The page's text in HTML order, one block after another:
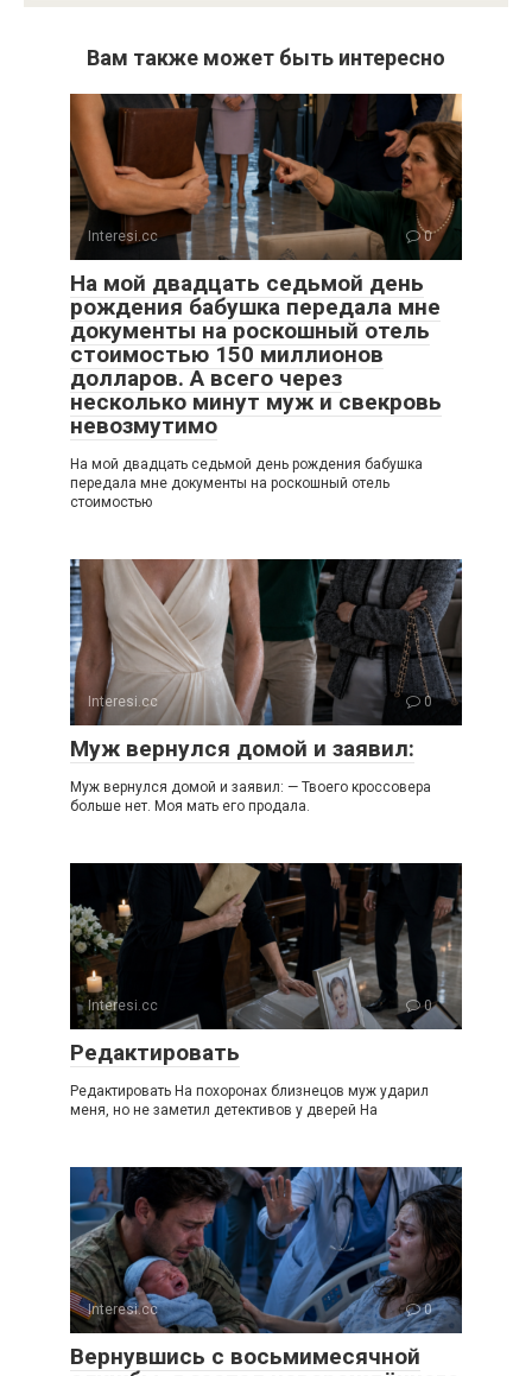
Вам также может быть интересно
Interesi.cc 0
На мой двадцать седьмой день
рождения бабушка передала мне
документы на роскошный отель
стоимостью 150 миллионов
долларов. А всего через
несколько минут муж и свекровь
невозмутимо
На мой двадцать седьмой день рождения бабушка
передала мне документы на роскошный отель
стоимостью
Interesi.cc 0
Муж вернулся домой и заявил:
Муж вернулся домой и заявил: — Твоего кроссовера
больше нет. Моя мать его продала.
Interesi.cc 0
Редактировать
Редактировать На похоронах близнецов муж ударил
меня, но не заметил детективов у дверей На
Interesi.cc 0
Вернувшись с восьмимесячной